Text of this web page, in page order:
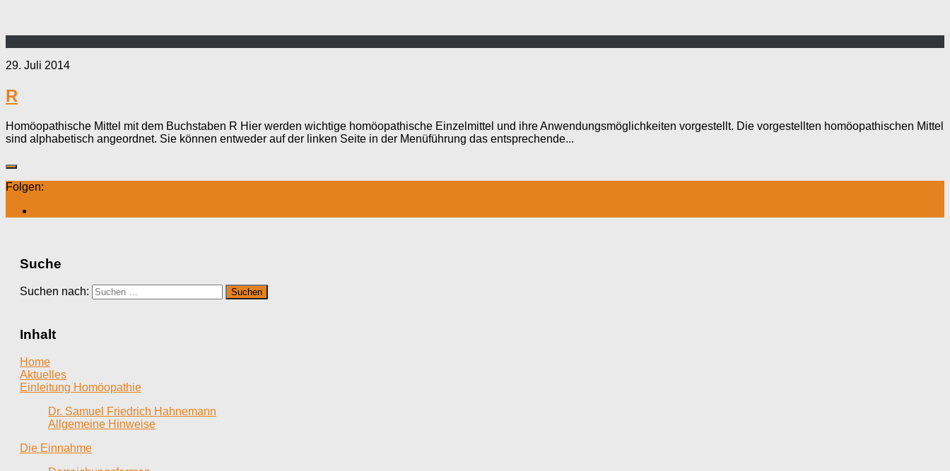
29. Juli 2014
R
Homöopathische Mittel mit dem Buchstaben R Hier werden wichtige homöopathische Einzelmittel und ihre Anwendungsmöglichkeiten vorgestellt. Die vorgestellten homöopathischen Mittel
sind alphabetisch angeordnet. Sie können entweder auf der linken Seite in der Menüführung das entsprechende...
Folgen:
Suche
Suchen nach:
Inhalt
Home
Aktuelles
Einleitung Homöopathie
Dr. Samuel Friedrich Hahnemann
Allgemeine Hinweise
Die Einnahme